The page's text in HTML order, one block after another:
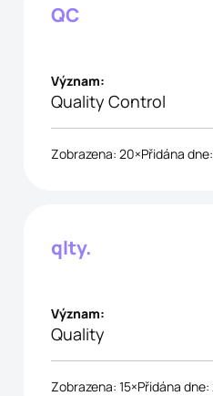
QC
Význam:
Quality Control
Zobrazena: 20×Přidána
qlty.
Význam:
Quality
Zobrazena: 15×Přidána